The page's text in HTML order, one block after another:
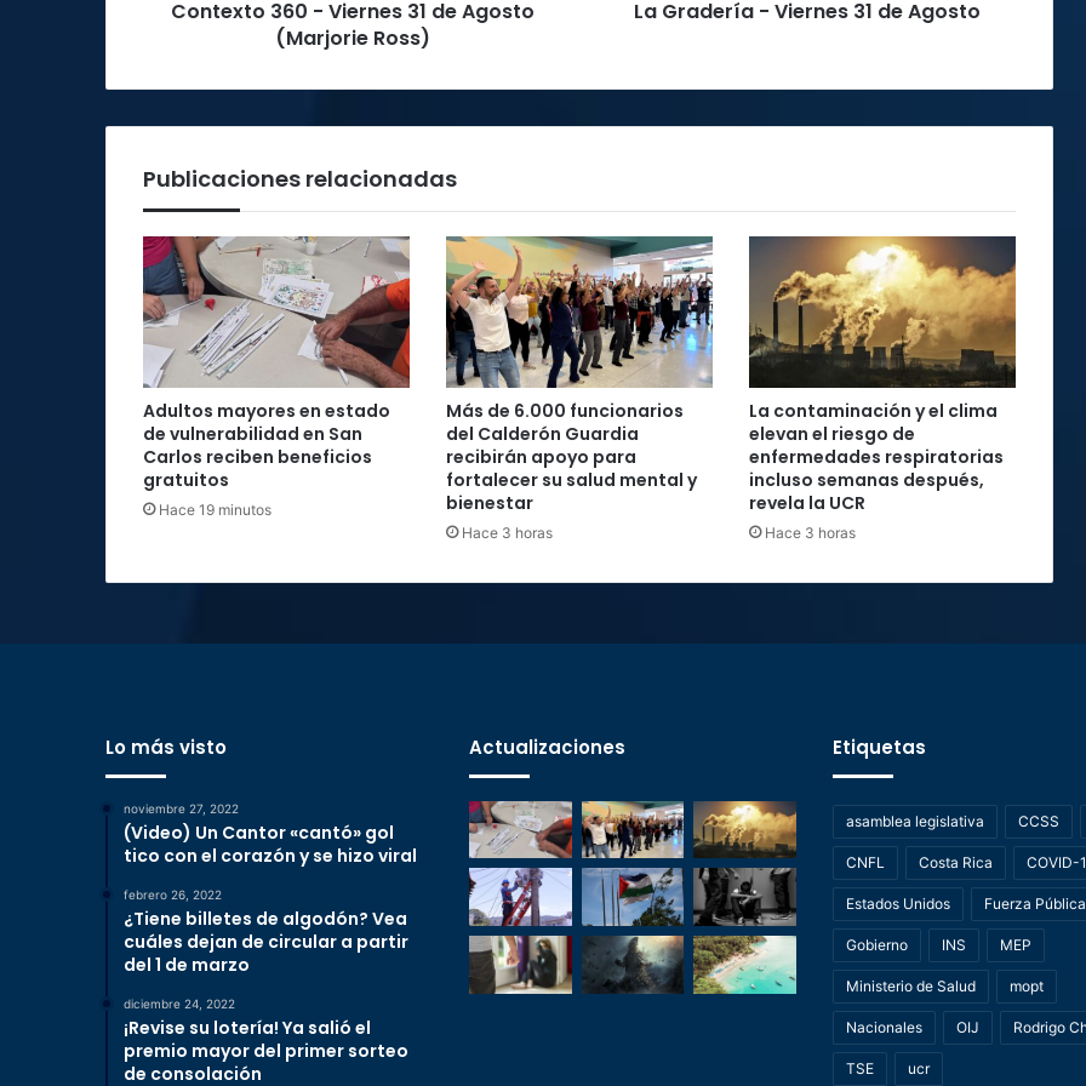
V
n
e
s
3
1
d
e
g
o
s
t
o
(
R
o
s
s
)
Contexto 360 - Viernes 31 de Agosto
(Marjorie Ross)
i
s
3
1
d
e
A
g
o
s
t
o
La Gradería - Viernes 31 de Agosto
Publicaciones relacionadas
Adultos mayores en estado
de vulnerabilidad en San
Carlos reciben beneficios
gratuitos
Hace 19 minutos
Más de 6.000 funcionarios
del Calderón Guardia
recibirán apoyo para
fortalecer su salud mental y
bienestar
Hace 3 horas
La contaminación y el clima
elevan el riesgo de
enfermedades respiratorias
incluso semanas después,
revela la UCR
Hace 3 horas
Lo más visto
noviembre 27, 2022
(Video) Un Cantor «cantó» gol
tico con el corazón y se hizo viral
febrero 26, 2022
¿Tiene billetes de algodón? Vea
cuáles dejan de circular a partir
del 1 de marzo
diciembre 24, 2022
¡Revise su lotería! Ya salió el
premio mayor del primer sorteo
de consolación
Actualizaciones Etiquetas
asamblea legislativa CCSS
CNFL Costa Rica COVID-
Estados Unidos Fuerza Pública
Gobierno INS MEP
Ministerio de Salud mopt
Nacionales OIJ Rodrigo
TSE ucr